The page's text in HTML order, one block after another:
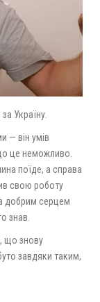
Україну.
— він умів
це неможливо.
поїде, а справа
свою роботу
добрим серцем
знав.
що знову
завдяки таким,